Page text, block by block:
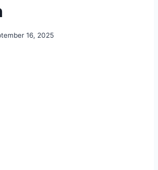
16, 2025